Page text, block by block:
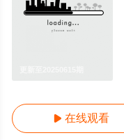
 在线观看